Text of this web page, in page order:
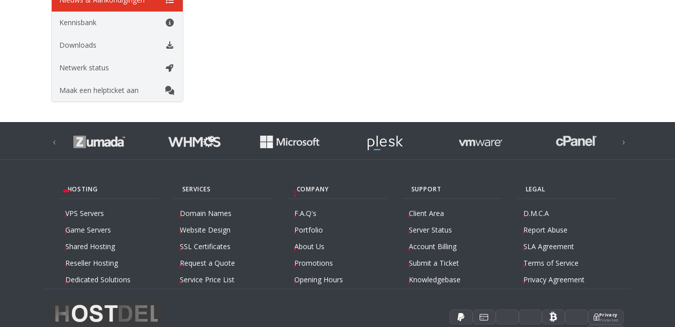
Kennisbank
Downloads
Netwerk status
Maak een helpticket aan
‹ ›
HOSTING
VPS Servers
Game Servers
Shared Hosting
Reseller Hosting
Dedicated Solutions
SERVICES
Domain Names
Website Design
SSL Certificates
Request a Quote
Service Price List
COMPANY
F.A.Q's
Portfolio
About Us
Promotions
Opening Hours
SUPPORT
Client Area
Server Status
Account Billing
Submit a Ticket
Knowledgebase
LEGAL
D.M.C.A
Report Abuse
SLA Agreement
Terms of Service
Privacy Agreement
Privacy
Protected